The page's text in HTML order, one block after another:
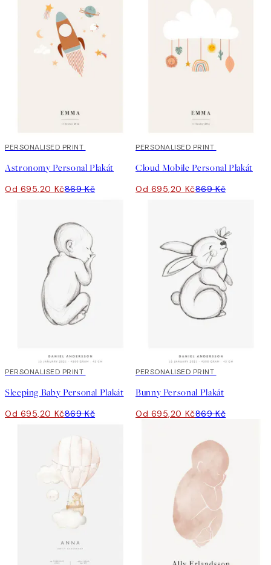
20%*
PERSONALISED PRINT
Astronomy Personal Plakát
Od 695,20 Kč869 Kč
20%*
PERSONALISED PRINT
Cloud Mobile Personal Plakát
Od 695,20 Kč869 Kč
20%*
PERSONALISED PRINT
Sleeping Baby Personal Plakát
Od 695,20 Kč869 Kč
20%*
PERSONALISED PRINT
Bunny Personal Plakát
Od 695,20 Kč869 Kč